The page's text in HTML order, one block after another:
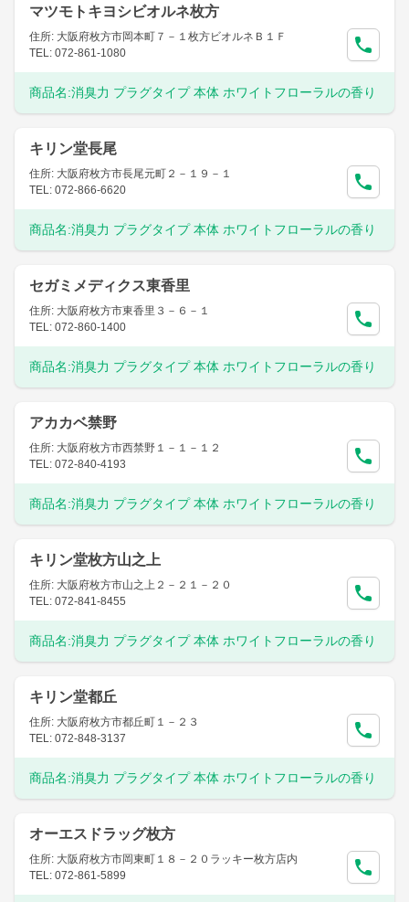
マツモトキヨシビオルネ枚方
住所: 大阪府枚方市岡本町７－１枚方ビオルネＢ１Ｆ
TEL: 072-861-1080
商品名:消臭力 プラグタイプ 本体 ホワイトフローラルの香り
キリン堂長尾
住所: 大阪府枚方市長尾元町２－１９－１
TEL: 072-866-6620
商品名:消臭力 プラグタイプ 本体 ホワイトフローラルの香り
セガミメディクス東香里
住所: 大阪府枚方市東香里３－６－１
TEL: 072-860-1400
商品名:消臭力 プラグタイプ 本体 ホワイトフローラルの香り
アカカベ禁野
住所: 大阪府枚方市西禁野１－１－１２
TEL: 072-840-4193
商品名:消臭力 プラグタイプ 本体 ホワイトフローラルの香り
キリン堂枚方山之上
住所: 大阪府枚方市山之上２－２１－２０
TEL: 072-841-8455
商品名:消臭力 プラグタイプ 本体 ホワイトフローラルの香り
キリン堂都丘
住所: 大阪府枚方市都丘町１－２３
TEL: 072-848-3137
商品名:消臭力 プラグタイプ 本体 ホワイトフローラルの香り
オーエスドラッグ枚方
住所: 大阪府枚方市岡東町１８－２０ラッキー枚方店内
TEL: 072-861-5899